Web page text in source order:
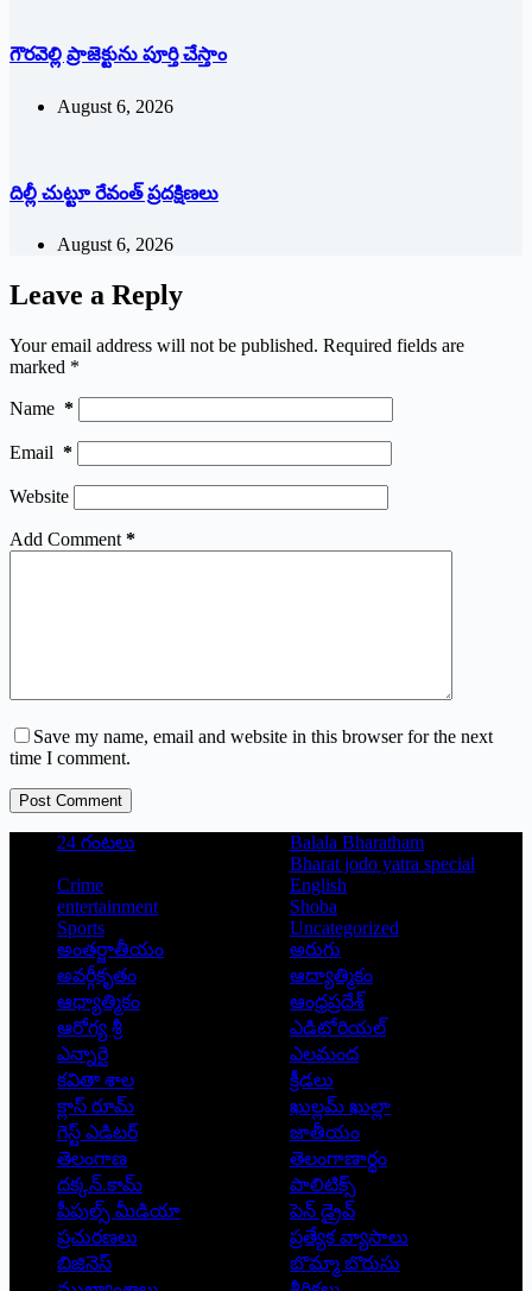
గౌరవెల్లి ప్రాజెక్టును పూర్తి చేస్తాం
August 6, 2026
దిల్లీ చుట్టూ రేవంత్ ప్ర‌ద‌క్షిణ‌లు
August 6, 2026
Leave a Reply
Your email address will not be published. Required fields are
marked *
Name *
Email *
Website
Add Comment *
Save my name, email and website in this browser for the next
time I comment.
Post Comment
24 గంటలు
Balala Bharatham
Bharat jodo yatra special
Crime
English
entertainment
Shoba
Sports
Uncategorized
అంతర్జాతీయం
అరుగు
అవర్గీకృతం
ఆద్యాత్మికం
ఆధ్యాత్మికం
ఆంధ్రప్రదేశ్
ఆరోగ్య శ్రీ
ఎడిటోరియల్
ఎన్నారై
ఎలమంద
కవితా శాల
క్రీడలు
క్లాస్ రూమ్
ఖుల్లమ్ ఖుల్లా
గెస్ట్ ఎడిటర్
జాతీయం
తెలంగాణ
తెలంగాణార్థం
దక్కన్.కామ్
పాలిటిక్స్
పీపుల్స్ ‌మీడియా
పెన్ డ్రైవ్
ప్రచురణలు
ప్రత్యేక వ్యాసాలు
బిజినెస్
బొమ్మా బొరుసు